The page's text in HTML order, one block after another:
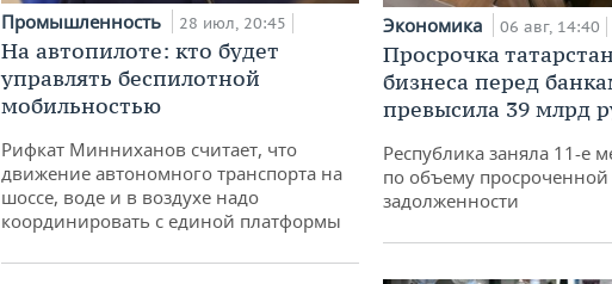
Промышленность 28 июл, 20:45
На автопилоте: кто будет
управлять беспилотной
мобильностью
Рифкат Минниханов считает, что
движение автономного транспорта на
шоссе, воде и в воздухе надо
координировать с единой платформы
Экономика 06 авг, 14:40
Просрочка
бизнеса перед
превысила 39 млрд
Республика заняла 11-е
по объему просроченной
задолженности